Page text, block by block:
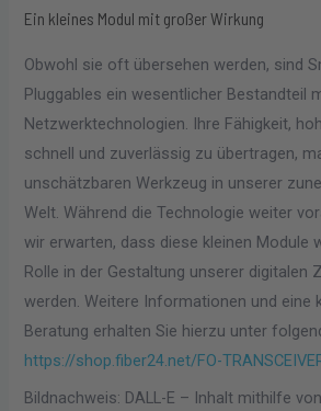
Ein kleines Modul mit großer Wirkung
Obwohl sie oft übersehen werden, sind
Pluggables ein wesentlicher Bestandteil
Netzwerktechnologien. Ihre Fähigkeit,
schnell und zuverlässig zu übertragen,
unschätzbaren Werkzeug in unserer
Welt. Während die Technologie weiter
wir erwarten, dass diese kleinen Module
Rolle in der Gestaltung unserer digitalen
werden. Weitere Informationen und eine
Beratung erhalten Sie hierzu unter
https://shop.fiber24.net/FO-
Bildnachweis: DALL-E – Inhalt mithilfe